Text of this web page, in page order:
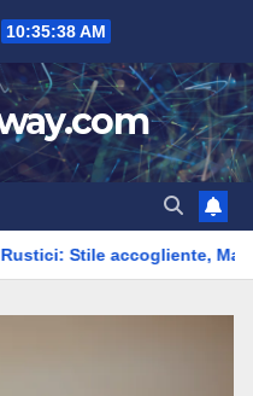
10:35:40 AM
Materiali naturali,